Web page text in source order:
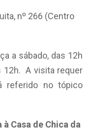
nº 266 (Centro
a sábado, das 12h
12h. A visita requer
referido no tópico
Casa de Chica da